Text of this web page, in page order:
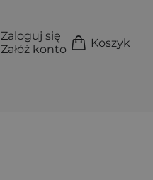
Zaloguj się
Załóż konto
Koszyk